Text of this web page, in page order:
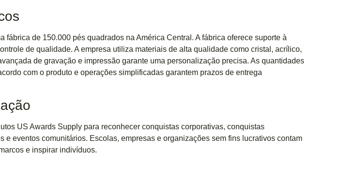
fábrica de 150.000 pés quadrados na América Central. A fábrica oferece suporte à
de qualidade. A empresa utiliza materiais de alta qualidade como cristal, acrílico,
de gravação e impressão garante uma personalização precisa. As quantidades
com o produto e operações simplificadas garantem prazos de entrega
US Awards Supply para reconhecer conquistas corporativas, conquistas
e eventos comunitários. Escolas, empresas e organizações sem fins lucrativos contam
e inspirar indivíduos.